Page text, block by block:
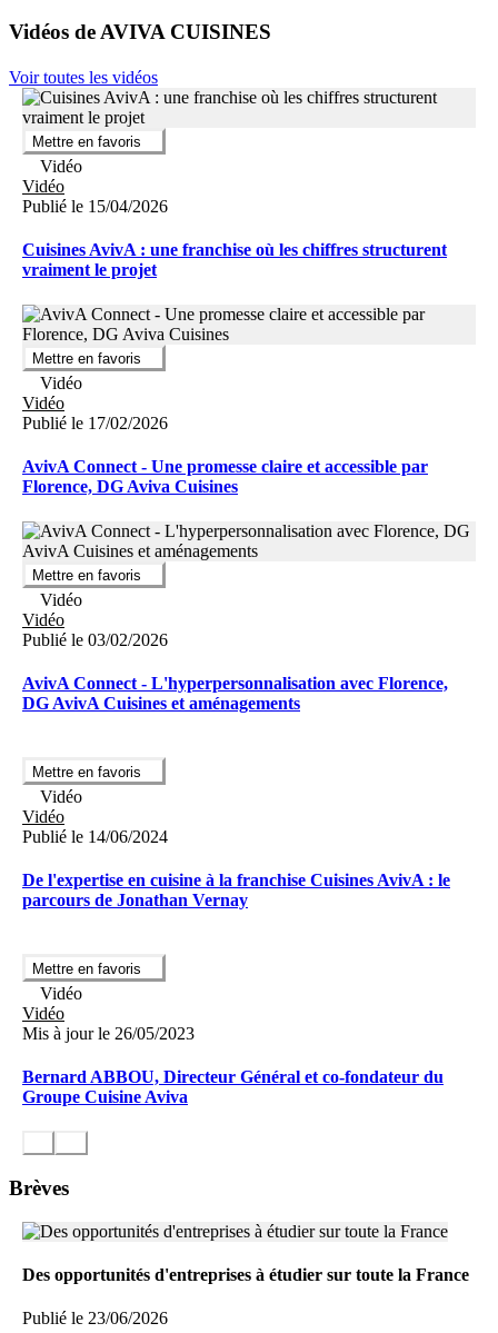
Vidéos de AVIVA CUISINES
Voir toutes les vidéos
Mettre en favoris
Vidéo
Vidéo
Publié le 15/04/2026
Cuisines AvivA : une franchise où les chiffres structurent
vraiment le projet
Mettre en favoris
Vidéo
Vidéo
Publié le 17/02/2026
AvivA Connect - Une promesse claire et accessible par
Florence, DG Aviva Cuisines
Mettre en favoris
Vidéo
Vidéo
Publié le 03/02/2026
AvivA Connect - L'hyperpersonnalisation avec Florence,
DG AvivA Cuisines et aménagements
Mettre en favoris
Vidéo
Vidéo
Publié le 14/06/2024
De l'expertise en cuisine à la franchise Cuisines AvivA : le
parcours de Jonathan Vernay
Mettre en favoris
Vidéo
Vidéo
Mis à jour le 26/05/2023
Bernard ABBOU, Directeur Général et co-fondateur du
Groupe Cuisine Aviva
Brèves
Des opportunités d'entreprises à étudier sur toute la France
Publié le 23/06/2026